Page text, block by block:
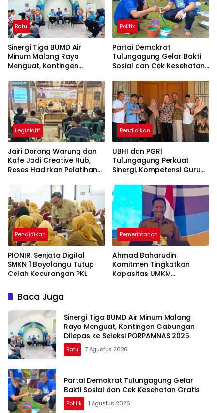
Batu
Sinergi Tiga BUMD Air
Minum Malang Raya
Menguat, Kontingen
Seleksi PORPAMNAS 2026
Politik
Partai Demokrat
Tulungagung Gelar Bakti
Sosial dan Cek Kesehatan
Legislatif
Jairi Dorong Warung dan
Kafe Jadi Creative Hub,
Reses Hadirkan Pelatihan
Pendidikan
UBHI dan PGRI
Tulungagung Perkuat
Sinergi, Kompetensi Guru
Pendidikan
PIONIR, Senjata Digital
SMKN 1 Boyolangu Tutup
Celah Kecurangan PKL
Pemerintahan
Ahmad Baharudin
Komitmen Tingkatkan
Kapasitas UMKM
Baca Juga
Sinergi Tiga BUMD Air Minum Malang
Raya Menguat, Kontingen Gabungan
Dilepas ke Seleksi PORPAMNAS 2026
Batu 7 Agustus 2026
Partai Demokrat Tulungagung Gelar
Bakti Sosial dan Cek Kesehatan Gratis
Politik 1 Agustus 2026